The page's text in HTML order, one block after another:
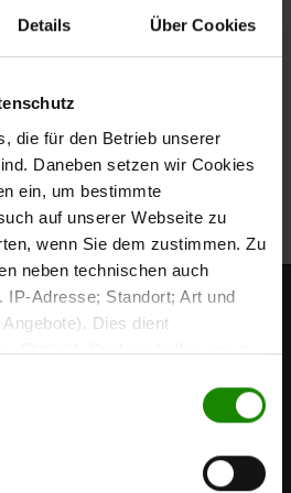
Details Über Cookies
die für den Betrieb unserer
Daneben setzen wir Cookies
ein, um bestimmte
auf unserer Webseite zu
wenn Sie dem zustimmen. Zu
neben technischen auch
IP-Adresse; Standort; Art und
Dies dient
Statistik Cookies helfen uns zu
sammeln und sie
Zwecke auszuwerten.
uns, Ihnen personalisierte
Media-Cookies ermöglichen
Serie 9208